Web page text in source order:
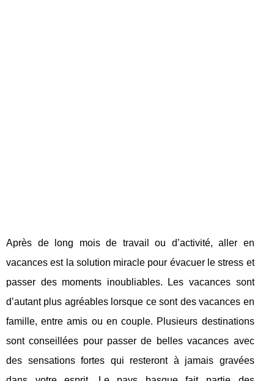
Après de long mois de travail ou d’activité, aller en
vacances est la solution miracle pour évacuer le stress et
passer des moments inoubliables. Les vacances sont
d’autant plus agréables lorsque ce sont des vacances en
famille, entre amis ou en couple. Plusieurs destinations
sont conseillées pour passer de belles vacances avec
des sensations fortes qui resteront à jamais gravées